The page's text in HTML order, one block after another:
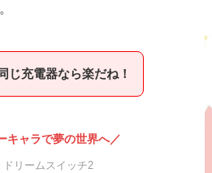
じ充電器なら楽だね！
キャラで夢の世界へ／
ドリームスイッチ2